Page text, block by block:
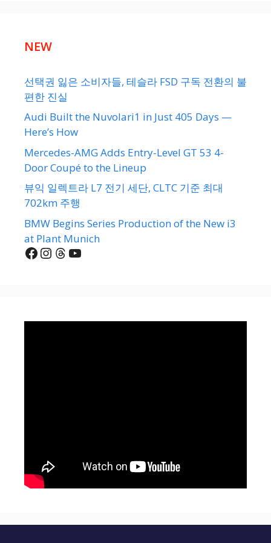
NEW
선택권 잃은 소비자들, 테슬라 FSD 구독 전환의 불
편한 진실
Audi Built the Nuvolari1 in Just 405 Days —
Here’s How
Mercedes-AMG Adds Entry-Level GT 53 4-
Door Coupé to the Lineup
뷰익 일렉트라 L7 전기 세단, CLTC 기준 최대
702km 주행
BMW Begins Series Production of the New i3
at Plant Munich
Facebook
Instagram
Threads
YouTube